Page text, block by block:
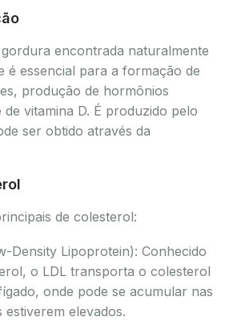
encontrada naturalmente
é essencial para a formação de
produção de hormônios
de vitamina D. É produzido pelo
ser obtido através da
de colesterol:
Density Lipoprotein): Conhecido
o LDL transporta o colesterol
onde pode se acumular nas
elevados.